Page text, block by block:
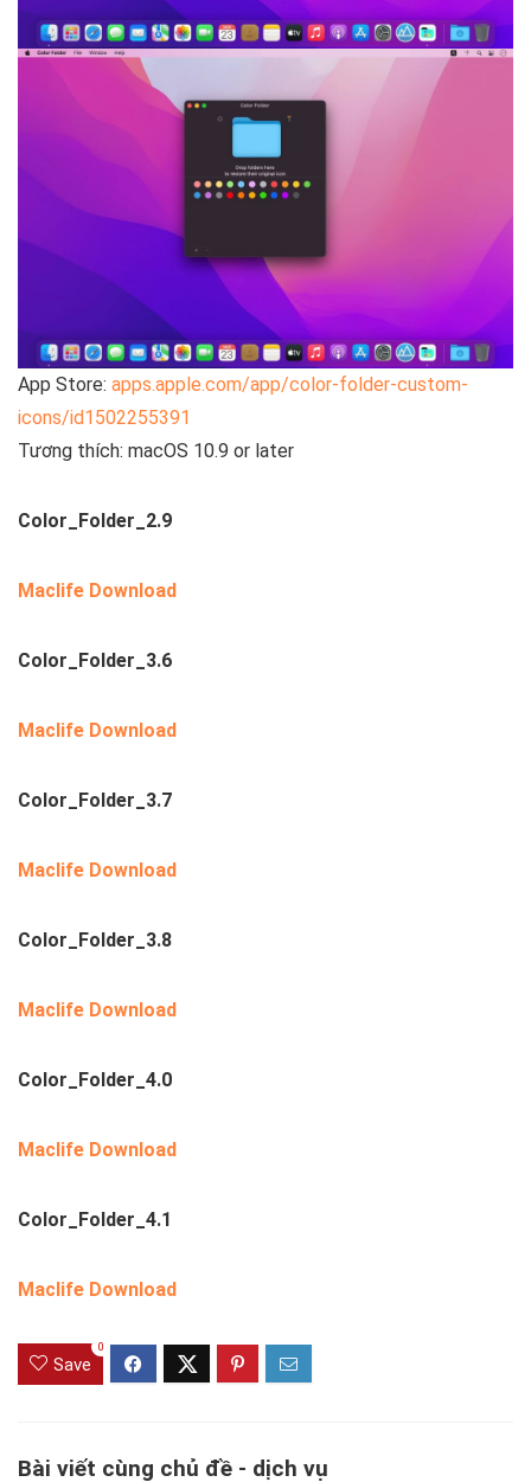
App Store: apps.apple.com/app/color-folder-custom-
icons/id1502255391
Tương thích: macOS 10.9 or later
Color_Folder_2.9
Maclife Download
Color_Folder_3.6
Maclife Download
Color_Folder_3.7
Maclife Download
Color_Folder_3.8
Maclife Download
Color_Folder_4.0
Maclife Download
Color_Folder_4.1
Maclife Download
Save
0
Bài viết cùng chủ đề - dịch vụ